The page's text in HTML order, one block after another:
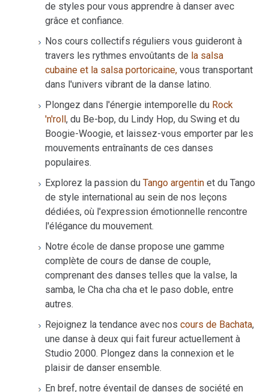
de styles pour vous apprendre à danser avec
grâce et confiance.
Nos cours collectifs réguliers vous guideront à
travers les rythmes envoûtants de la salsa
cubaine et la salsa portoricaine, vous transportant
dans l'univers vibrant de la danse latino.
Plongez dans l'énergie intemporelle du Rock
'n'roll, du Be-bop, du Lindy Hop, du Swing et du
Boogie-Woogie, et laissez-vous emporter par les
mouvements entraînants de ces danses
populaires.
Explorez la passion du Tango argentin et du Tango
de style international au sein de nos leçons
dédiées, où l'expression émotionnelle rencontre
l'élégance du mouvement.
Notre école de danse propose une gamme
complète de cours de danse de couple,
comprenant des danses telles que la valse, la
samba, le Cha cha cha et le paso doble, entre
autres.
Rejoignez la tendance avec nos cours de Bachata,
une danse à deux qui fait fureur actuellement à
Studio 2000. Plongez dans la connexion et le
plaisir de danser ensemble.
En bref, notre éventail de danses de société en